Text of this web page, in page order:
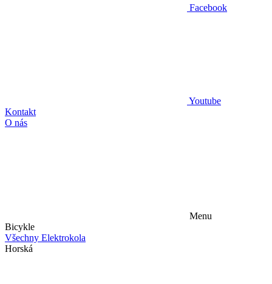
Facebook
Youtube
Kontakt
O nás
Menu
Bicykle
Všechny Elektrokola
Horská